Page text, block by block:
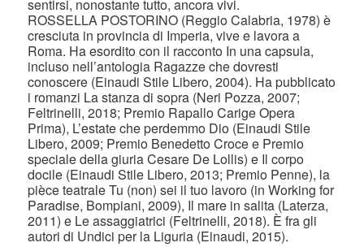
sentirsi, nonostante tutto, ancora vivi.
ROSSELLA POSTORINO (Reggio Calabria, 1978) è
cresciuta in provincia di Imperia, vive e lavora a
Roma. Ha esordito con il racconto In una capsula,
incluso nell’antologia Ragazze che dovresti
conoscere (Einaudi Stile Libero, 2004). Ha pubblicato
i romanzi La stanza di sopra (Neri Pozza, 2007;
Feltrinelli, 2018; Premio Rapallo Carige Opera
Prima), L’estate che perdemmo Dio (Einaudi Stile
Libero, 2009; Premio Benedetto Croce e Premio
speciale della giuria Cesare De Lollis) e Il corpo
docile (Einaudi Stile Libero, 2013; Premio Penne), la
pièce teatrale Tu (non) sei il tuo lavoro (in Working for
Paradise, Bompiani, 2009), Il mare in salita (Laterza,
2011) e Le assaggiatrici (Feltrinelli, 2018). È fra gli
autori di Undici per la Liguria (Einaudi, 2015).